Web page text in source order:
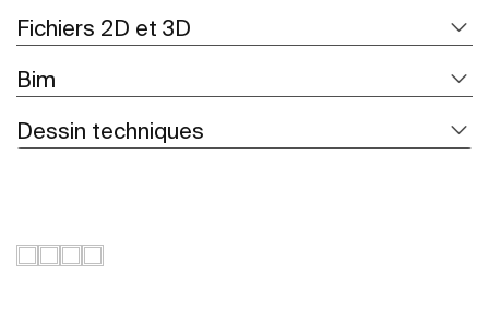
Fichiers 2D et 3D
Bim
Dessin techniques